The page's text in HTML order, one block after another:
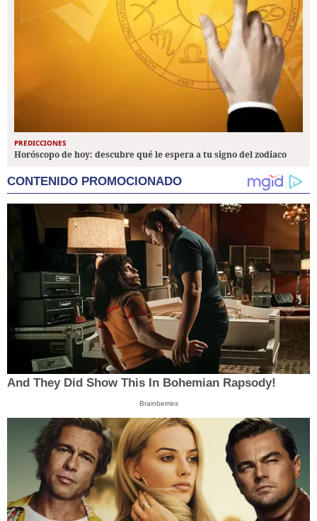
PREDICCIONES
Horóscopo de hoy: descubre qué le espera a tu signo del zodiaco
CONTENIDO PROMOCIONADO
And They Did Show This In Bohemian Rapsody!
Brainberries